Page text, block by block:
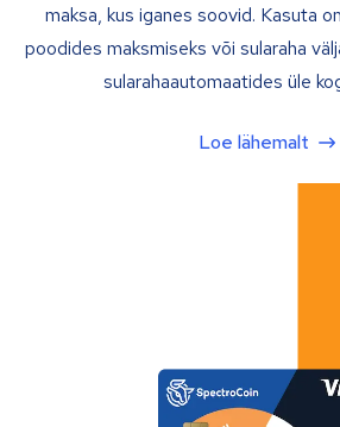
maksa, kus iganes soovid. Kasuta
poodides maksmiseks või sularaha
sularahaautomaatides üle
Loe lähemalt